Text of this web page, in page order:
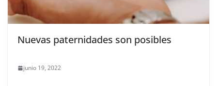
Nuevas paternidades son posibles
junio 19, 2022